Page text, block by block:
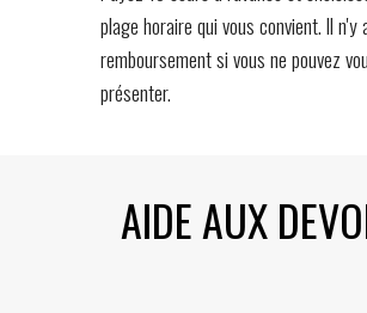
plage horaire qui vous convient. Il n'y
remboursement si vous ne pouvez
présenter.
AIDE AUX